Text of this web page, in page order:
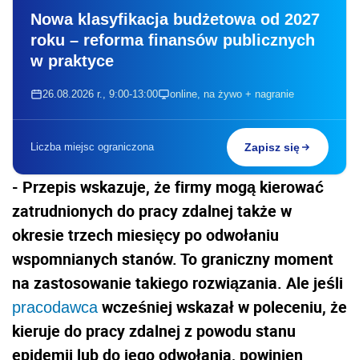
Nowa klasyfikacja budżetowa od 2027
roku – reforma finansów publicznych
w praktyce
26.08.2026 r., 9:00-13:00 online, na żywo + nagranie
Liczba miejsc ograniczona Zapisz się
- Przepis wskazuje, że firmy mogą kierować
zatrudnionych do pracy zdalnej także w
okresie trzech miesięcy po odwołaniu
wspomnianych stanów. To graniczny moment
na zastosowanie takiego rozwiązania. Ale jeśli
pracodawcawcześniej wskazał w poleceniu, że
kieruje do pracy zdalnej z powodu stanu
epidemii lub do jego odwołania, powinien